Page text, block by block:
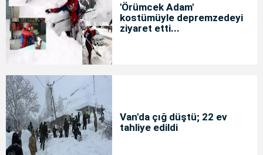
'Örümcek Adam'
kostümüyle depremzedeyi
ziyaret etti...
Van'da çığ düştü; 22 ev
tahliye edildi